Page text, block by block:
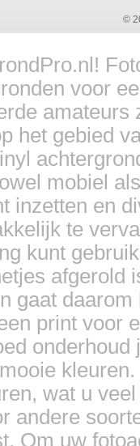
©
voor
het gebied
mobiel
inzetten en
te
kunt
afgerold
gaat
print voor
wat u
andere
Om uw